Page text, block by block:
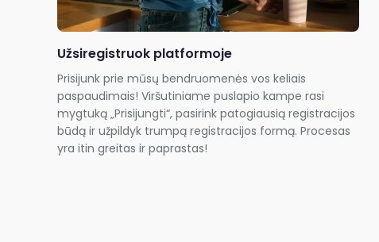
Užsiregistruok platformoje
Prisijunk prie mūsų bendruomenės vos keliais
paspaudimais! Viršutiniame puslapio kampe rasi
mygtuką „Prisijungti“, pasirink patogiausią registracijos
būdą ir užpildyk trumpą registracijos formą. Procesas
yra itin greitas ir paprastas!